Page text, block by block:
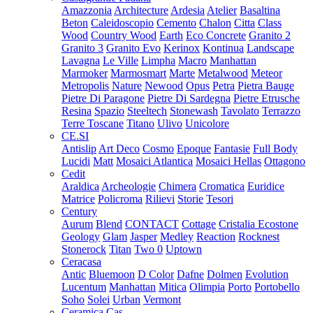
Amazzonia Architecture Ardesia Atelier Basaltina
Beton Caleidoscopio Cemento Chalon Citta Class
Wood Country Wood Earth Eco Concrete Granito 2
Granito 3 Granito Evo Kerinox Kontinua Landscape
Lavagna Le Ville Limpha Macro Manhattan
Marmoker Marmosmart Marte Metalwood Meteor
Metropolis Nature Newood Opus Petra Pietra Bauge
Pietre Di Paragone Pietre Di Sardegna Pietre Etrusche
Resina Spazio Steeltech Stonewash Tavolato Terrazzo
Terre Toscane Titano Ulivo Unicolore
CE.SI
Antislip Art Deco Cosmo Epoque Fantasie Full Body
Lucidi Matt Mosaici Atlantica Mosaici Hellas Ottagono
Cedit
Araldica Archeologie Chimera Cromatica Euridice
Matrice Policroma Rilievi Storie Tesori
Century
Aurum Blend CONTACT Cottage Cristalia Ecostone
Geology Glam Jasper Medley Reaction Rocknest
Stonerock Titan Two 0 Uptown
Ceracasa
Antic Bluemoon D Color Dafne Dolmen Evolution
Lucentum Manhattan Mitica Olimpia Porto Portobello
Soho Solei Urban Vermont